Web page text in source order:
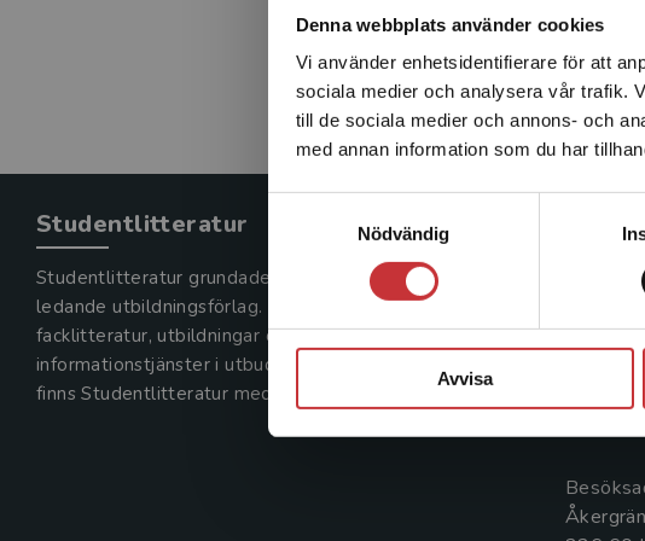
Denna webbplats använder cookies
Vi använder enhetsidentifierare för att
sociala medier och analysera vår trafik.
till de sociala medier och annons- och
med annan information som du har
Nödvändig
Avvisa
Det
enhet
Sverige.
Studentlitteratur
Studentlitteratur grundades 1963 och är idag Sveriges
ledande utbildningsförlag. Med läromedel, kurslitteratur,
facklitteratur, utbildningar och digitala
informationstjänster i utbudet,
finns Studentlitteratur med längs hela kunskapsresan.
046-31
Box 141
221 00